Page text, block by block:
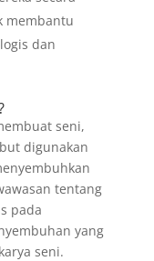
membantu
dan
seni,
digunakan
tentang
pada
yang
seni.